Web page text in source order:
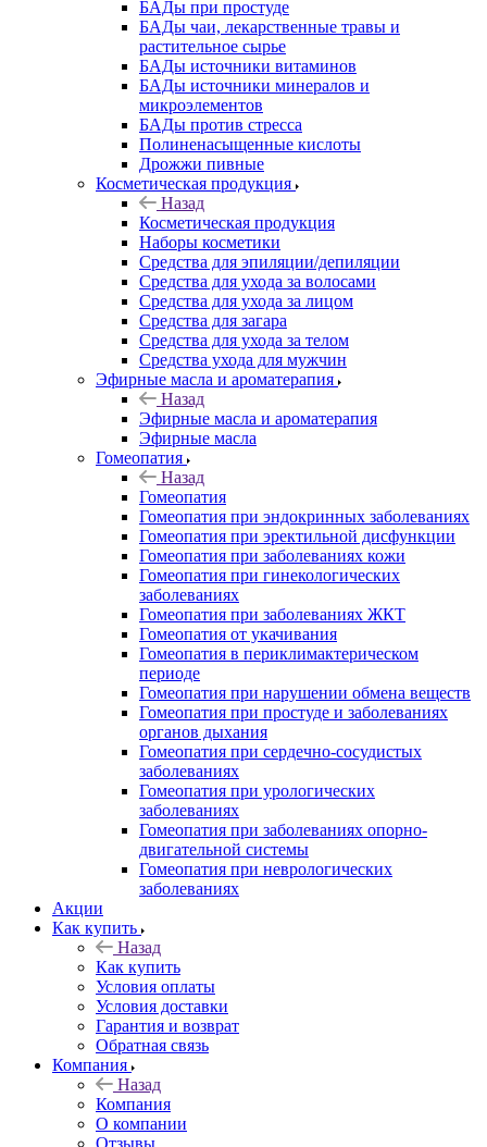
БАДы при простуде
БАДы чаи, лекарственные травы и
растительное сырье
БАДы источники витаминов
БАДы источники минералов и
микроэлементов
БАДы против стресса
Полиненасыщенные кислоты
Дрожжи пивные
Косметическая продукция
Назад
Косметическая продукция
Наборы косметики
Средства для эпиляции/депиляции
Средства для ухода за волосами
Средства для ухода за лицом
Средства для загара
Средства для ухода за телом
Средства ухода для мужчин
Эфирные масла и ароматерапия
Назад
Эфирные масла и ароматерапия
Эфирные масла
Гомеопатия
Назад
Гомеопатия
Гомеопатия при эндокринных заболеваниях
Гомеопатия при эректильной дисфункции
Гомеопатия при заболеваниях кожи
Гомеопатия при гинекологических
заболеваниях
Гомеопатия при заболеваниях ЖКТ
Гомеопатия от укачивания
Гомеопатия в периклимактерическом
периоде
Гомеопатия при нарушении обмена веществ
Гомеопатия при простуде и заболеваниях
органов дыхания
Гомеопатия при сердечно-сосудистых
заболеваниях
Гомеопатия при урологических
заболеваниях
Гомеопатия при заболеваниях опорно-
двигательной системы
Гомеопатия при неврологических
заболеваниях
Акции
Как купить
Назад
Как купить
Условия оплаты
Условия доставки
Гарантия и возврат
Обратная связь
Компания
Назад
Компания
О компании
Отзывы